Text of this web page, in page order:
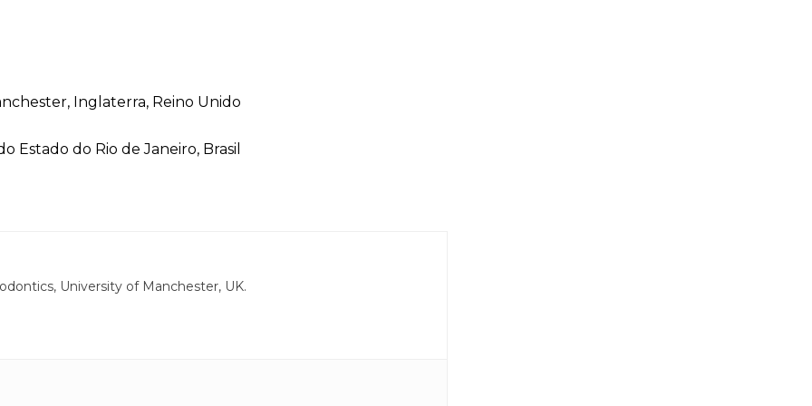
Inglaterra, Reino Unido
do Rio de Janeiro, Brasil
University of Manchester, UK.